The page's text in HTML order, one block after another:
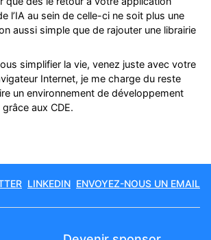
l’IA au sein de celle-ci ne soit plus une
aussi simple que de rajouter une librairie
simplifier la vie, venez juste avec votre
Internet, je me charge du reste
un environnement de développement
aux CDE.
LINKEDIN ENVOYEZ-NOUS UN EMAIL